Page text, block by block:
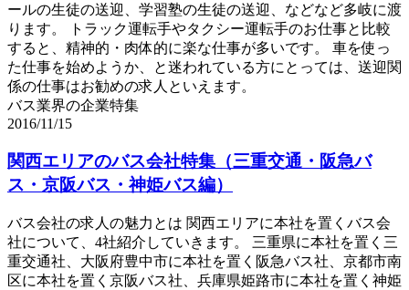
ールの生徒の送迎、学習塾の生徒の送迎、などなど多岐に渡
ります。 トラック運転手やタクシー運転手のお仕事と比較
すると、精神的・肉体的に楽な仕事が多いです。 車を使っ
た仕事を始めようか、と迷われている方にとっては、送迎関
係の仕事はお勧めの求人といえます。
バス業界の企業特集
2016/11/15
関西エリアのバス会社特集（三重交通・阪急バ
ス・京阪バス・神姫バス編）
バス会社の求人の魅力とは 関西エリアに本社を置くバス会
社について、4社紹介していきます。 三重県に本社を置く三
重交通社、大阪府豊中市に本社を置く阪急バス社、京都市南
区に本社を置く京阪バス社、兵庫県姫路市に本社を置く神姫